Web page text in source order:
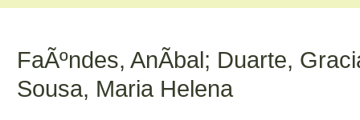
FaÃºndes, AnÃ­bal; Duarte,
Sousa, Maria Helena